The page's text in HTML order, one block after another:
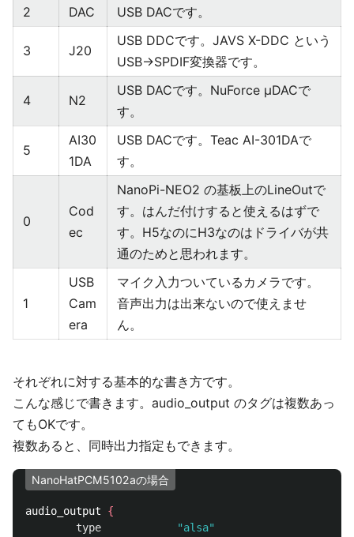
2
DAC USB DACです。
3 J20
USB DDCです。JAVS X-DDC という
USB→SPDIF変換器です。
4 N2
USB DACです。NuForce μDACで
す。
5
AI30
1DA
USB DACです。Teac AI-301DAで
す。
0
Cod
ec
NanoPi-NEO2 の基板上のLineOutで
す。はんだ付けすると使えるはずで
す。H5なのにH3なのはドライバが共
通のためと思われます。
1
USB
Cam
era
マイク入力ついているカメラです。
音声出力は出来ないので使えませ
ん。
それぞれに対する基本的な書き方です。
こんな感じで書きます。audio_output のタグは複数あっ
てもOKです。
複数あると、同時出力指定もできます。
NanoHatPCM5102aの場合
audio_output {
type
"alsa"